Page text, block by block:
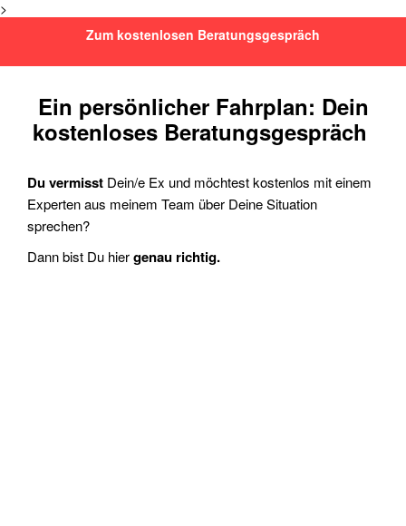
>
Zum kostenlosen Beratungsgespräch
Ein persönlicher Fahrplan: Dein
kostenloses Beratungsgespräch
Du vermisst Dein/e Ex und möchtest kostenlos mit einem
Experten aus meinem Team über Deine Situation
sprechen?
Dann bist Du hiergenau richtig.